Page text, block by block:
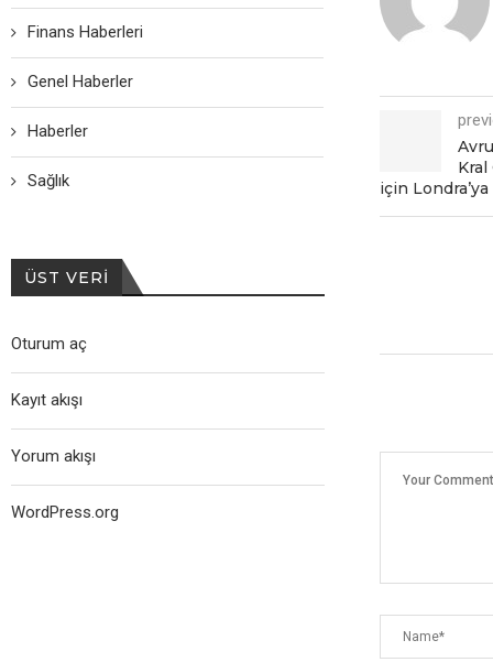
Kral
için
Finans Haberleri
Genel Haberler
Haberler
Sağlık
ÜST VERI
Oturum aç
Kayıt akışı
Yorum akışı
WordPress.org